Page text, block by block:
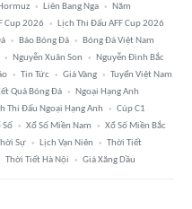
Liên Bang Nga
Năm
Cup 2026
Lịch Thi Đấu AFF Cup 2026
Báo Bóng Đá
Bóng Đá Việt Nam
Nguyễn Xuân Son
Nguyễn Đình Bắc
Tin Tức Giá Vàng
Tuyển Việt Nam
Quả Bóng Đá
Ngoại Hạng Anh
Thi Đấu Ngoại Hạng Anh
Cúp C1
Số Xổ Số Miền Nam
Xổ Số Miền Bắc
Sự Lịch Vạn Niên
Thời Tiết
Thời Tiết Hà Nội Giá Xăng Dầu